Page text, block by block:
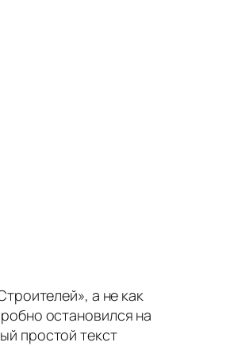
а не как
остановился на
простой текст